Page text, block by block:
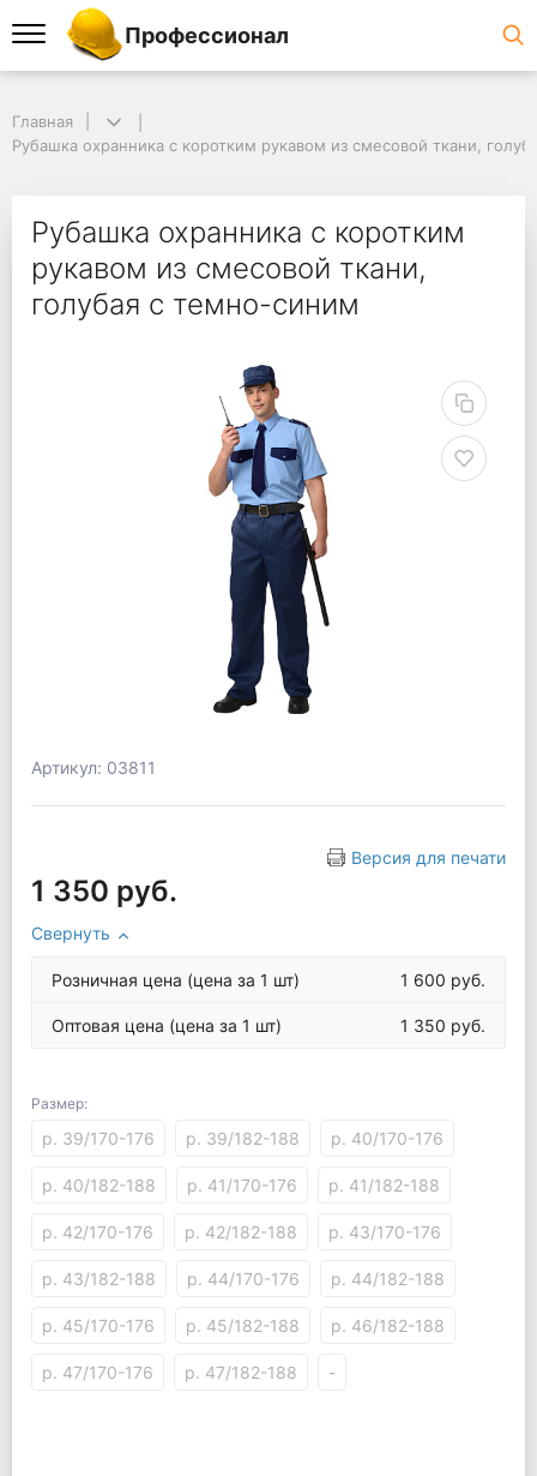
Профессионал
Главная
Рубашка охранника с коротким рукавом из смесовой ткани,
Рубашка охранника с коротким
рукавом из смесовой ткани,
голубая с темно-синим
Артикул: 03811
Версия для печати
1 350 руб.
Свернуть
Розничная цена (цена за 1 шт) 1 600 руб.
Оптовая цена (цена за 1 шт) 1 350 руб.
Размер:
р. 39/170-176 р. 39/182-188 р. 40/170-176
р. 40/182-188 р. 41/170-176 р. 41/182-188
р. 42/170-176 р. 42/182-188 р. 43/170-176
р. 43/182-188 р. 44/170-176 р. 44/182-188
р. 45/170-176 р. 45/182-188 р. 46/182-188
р. 47/170-176 р. 47/182-188 -